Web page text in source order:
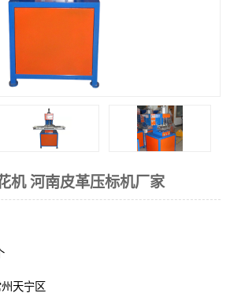
机 河南皮革压标机厂家
天宁区